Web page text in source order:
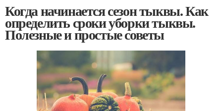
Когда начинается сезон тыквы. Как
определить сроки уборки тыквы.
Полезные и простые советы